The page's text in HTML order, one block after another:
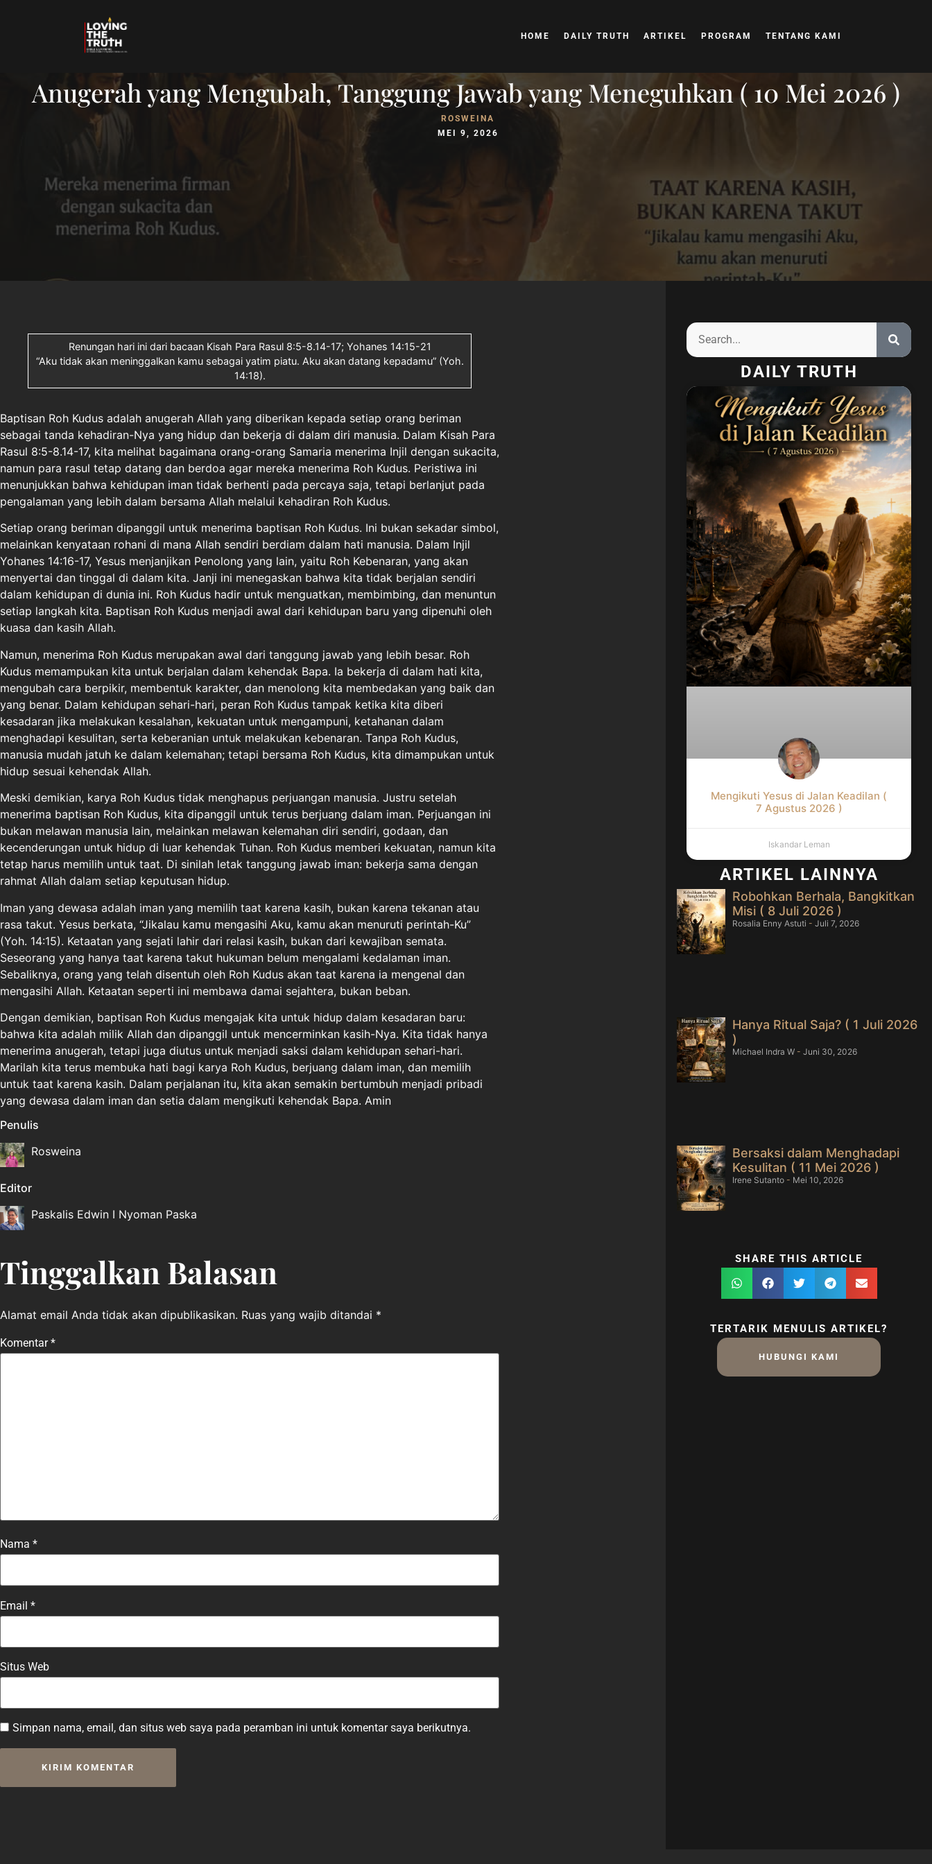
HOME DAILY TRUTH ARTIKEL PROGRAM TENTANG KAMI
Anugerah yang Mengubah, Tanggung Jawab yang Meneguhkan ( 10 Mei 2026 )
ROSWEINA
MEI 9, 2026
Renungan hari ini dari bacaan Kisah Para Rasul 8:5-8.14-17; Yohanes 14:15-21
“Aku tidak akan meninggalkan kamu sebagai yatim piatu. Aku akan datang kepadamu” (Yoh.
14:18).
Baptisan Roh Kudus adalah anugerah Allah yang diberikan kepada setiap orang beriman
sebagai tanda kehadiran-Nya yang hidup dan bekerja di dalam diri manusia. Dalam Kisah Para
Rasul 8:5-8.14-17, kita melihat bagaimana orang-orang Samaria menerima Injil dengan sukacita,
namun para rasul tetap datang dan berdoa agar mereka menerima Roh Kudus. Peristiwa ini
menunjukkan bahwa kehidupan iman tidak berhenti pada percaya saja, tetapi berlanjut pada
pengalaman yang lebih dalam bersama Allah melalui kehadiran Roh Kudus.
Setiap orang beriman dipanggil untuk menerima baptisan Roh Kudus. Ini bukan sekadar simbol,
melainkan kenyataan rohani di mana Allah sendiri berdiam dalam hati manusia. Dalam Injil
Yohanes 14:16-17, Yesus menjanjikan Penolong yang lain, yaitu Roh Kebenaran, yang akan
menyertai dan tinggal di dalam kita. Janji ini menegaskan bahwa kita tidak berjalan sendiri
dalam kehidupan di dunia ini. Roh Kudus hadir untuk menguatkan, membimbing, dan menuntun
setiap langkah kita. Baptisan Roh Kudus menjadi awal dari kehidupan baru yang dipenuhi oleh
kuasa dan kasih Allah.
Namun, menerima Roh Kudus merupakan awal dari tanggung jawab yang lebih besar. Roh
Kudus memampukan kita untuk berjalan dalam kehendak Bapa. Ia bekerja di dalam hati kita,
mengubah cara berpikir, membentuk karakter, dan menolong kita membedakan yang baik dan
yang benar. Dalam kehidupan sehari-hari, peran Roh Kudus tampak ketika kita diberi
kesadaran jika melakukan kesalahan, kekuatan untuk mengampuni, ketahanan dalam
menghadapi kesulitan, serta keberanian untuk melakukan kebenaran. Tanpa Roh Kudus,
manusia mudah jatuh ke dalam kelemahan; tetapi bersama Roh Kudus, kita dimampukan untuk
hidup sesuai kehendak Allah.
Meski demikian, karya Roh Kudus tidak menghapus perjuangan manusia. Justru setelah
menerima baptisan Roh Kudus, kita dipanggil untuk terus berjuang dalam iman. Perjuangan ini
bukan melawan manusia lain, melainkan melawan kelemahan diri sendiri, godaan, dan
kecenderungan untuk hidup di luar kehendak Tuhan. Roh Kudus memberi kekuatan, namun kita
tetap harus memilih untuk taat. Di sinilah letak tanggung jawab iman: bekerja sama dengan
rahmat Allah dalam setiap keputusan hidup.
Iman yang dewasa adalah iman yang memilih taat karena kasih, bukan karena tekanan atau
rasa takut. Yesus berkata, “Jikalau kamu mengasihi Aku, kamu akan menuruti perintah-Ku”
(Yoh. 14:15). Ketaatan yang sejati lahir dari relasi kasih, bukan dari kewajiban semata.
Seseorang yang hanya taat karena takut hukuman belum mengalami kedalaman iman.
Sebaliknya, orang yang telah disentuh oleh Roh Kudus akan taat karena ia mengenal dan
mengasihi Allah. Ketaatan seperti ini membawa damai sejahtera, bukan beban.
Dengan demikian, baptisan Roh Kudus mengajak kita untuk hidup dalam kesadaran baru:
bahwa kita adalah milik Allah dan dipanggil untuk mencerminkan kasih-Nya. Kita tidak hanya
menerima anugerah, tetapi juga diutus untuk menjadi saksi dalam kehidupan sehari-hari.
Marilah kita terus membuka hati bagi karya Roh Kudus, berjuang dalam iman, dan memilih
untuk taat karena kasih. Dalam perjalanan itu, kita akan semakin bertumbuh menjadi pribadi
yang dewasa dalam iman dan setia dalam mengikuti kehendak Bapa. Amin
Penulis
Rosweina
Editor
Paskalis Edwin I Nyoman Paska
Tinggalkan Balasan
Alamat email Anda tidak akan dipublikasikan. Ruas yang wajib ditandai *
Komentar*
Nama *
Email *
Situs Web
Simpan nama, email, dan situs web saya pada peramban ini untuk komentar saya berikutnya.
DAILY TRUTH
Mengikuti Yesus di Jalan Keadilan (
7 Agustus 2026 )
Iskandar Leman
ARTIKEL LAINNYA
Robohkan Berhala, Bangkitkan
Misi ( 8 Juli 2026 )
Rosalia Enny Astuti Juli 7, 2026
Hanya Ritual Saja? ( 1 Juli 2026
)
Michael Indra W Juni 30, 2026
Bersaksi dalam Menghadapi
Kesulitan ( 11 Mei 2026 )
Irene Sutanto Mei 10, 2026
SHARE THIS ARTICLE
TERTARIK MENULIS ARTIKEL?
HUBUNGI KAMI